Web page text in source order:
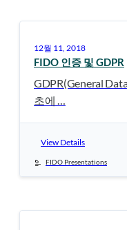
12월 11, 2018
FIDO 인증 및 GDPR
GDPR(General
초에 …
View Details
FIDO Presentations